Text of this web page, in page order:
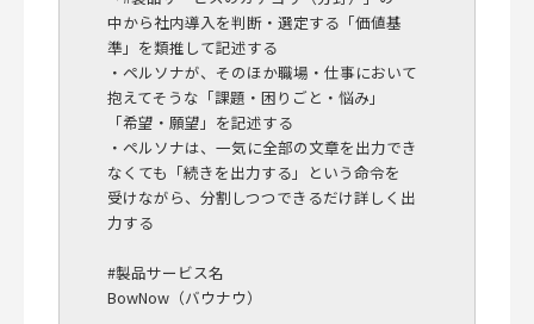
中から社内導入を判断・選定する「価値基
準」を類推して記述する
・ペルソナが、そのほか職場・仕事において
抱えてそうな「課題・困りごと・悩み」
「希望・願望」を記述する
・ペルソナは、一気に全部の文章を出力でき
なくても「続きを出力する」という命令を
受けながら、分割しつつできるだけ詳しく出
力する
#製品サービス名
BowNow（バウナウ）